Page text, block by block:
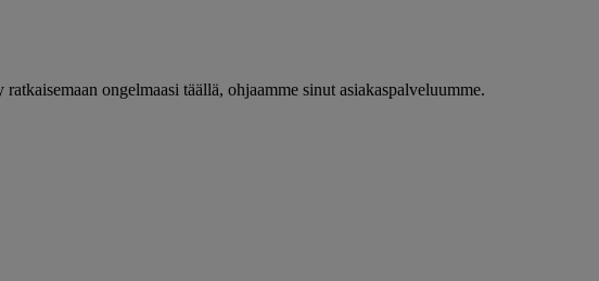
ongelmaasi täällä, ohjaamme sinut asiakaspalveluumme.